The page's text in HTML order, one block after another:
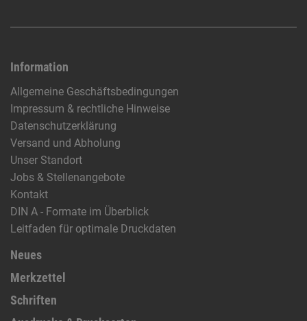
Information
Allgemeine Geschäftsbedingungen
Impressum & rechtliche Hinweise
Datenschutzerklärung
Versand und Abholung
Unser Standort
Jobs & Stellenangebote
Kontakt
DIN A - Formate im Überblick
Leitfaden für optimale Druckdaten
Neues
Merkzettel
Schriften